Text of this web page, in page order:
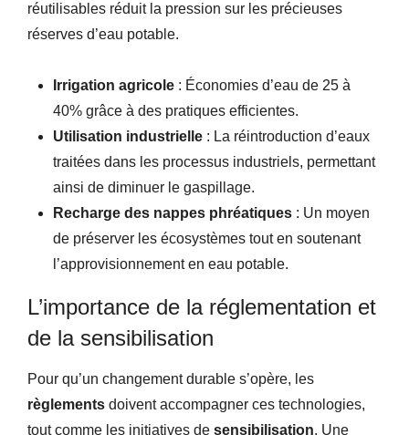
réutilisables réduit la pression sur les précieuses
réserves d’eau potable.
Irrigation agricole : Économies d’eau de 25 à
40% grâce à des pratiques efficientes.
Utilisation industrielle : La réintroduction d’eaux
traitées dans les processus industriels, permettant
ainsi de diminuer le gaspillage.
Recharge des nappes phréatiques : Un moyen
de préserver les écosystèmes tout en soutenant
l’approvisionnement en eau potable.
L’importance de la réglementation et
de la sensibilisation
Pour qu’un changement durable s’opère, les
règlements doivent accompagner ces technologies,
tout comme les initiatives de sensibilisation. Une